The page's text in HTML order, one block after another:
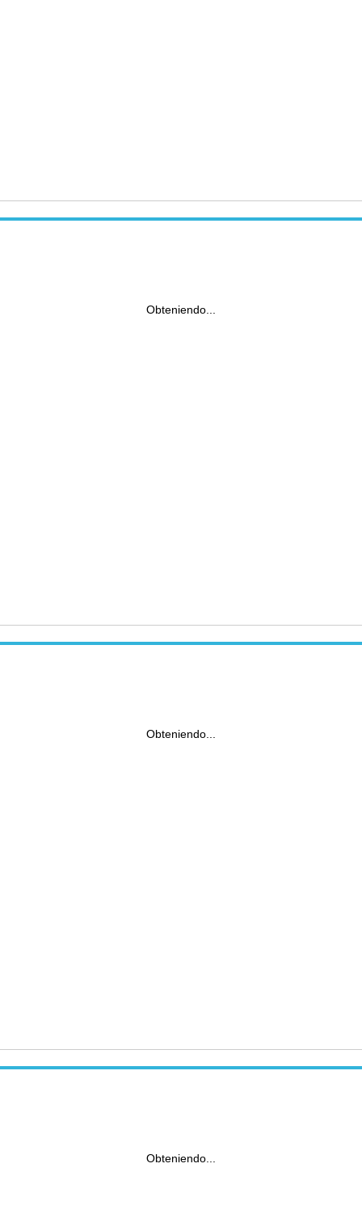
Obteniendo...
Obteniendo...
Obteniendo...